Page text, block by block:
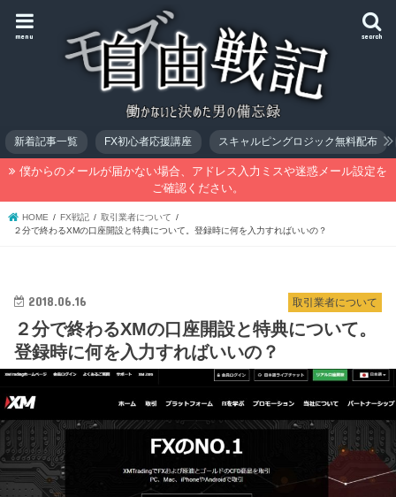
search
menu
新着記事一覧 FX初心者応援講座 スキャルピングロジック無料配布
僕からのメールが届かない場合、アドレス入力ミスや迷惑メール設定を
ご確認ください。
HOME FX戦記
取引業者について
２分で終わるXMの口座開設と特典について。登録時に何を入力すればいいの？
取引業者について
2018.06.16
２分で終わるXMの口座開設と特典について。
登録時に何を入力すればいいの？